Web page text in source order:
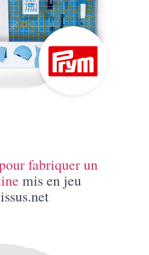
fabriquer un
mis en jeu